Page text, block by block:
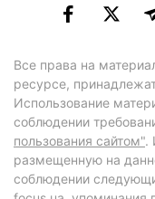
Все права на
ресурсе,
Использование
соблюдении
пользования сайтом".
размещенную на
соблюдении